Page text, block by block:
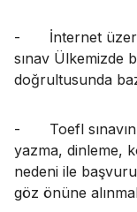
-
İnternet
sınav Ülkemizde
doğrultusunda
-
Toefl
yazma, dinleme,
nedeni ile
göz önüne